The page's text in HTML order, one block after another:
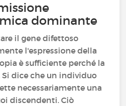
dominante
il gene difettoso
l'espressione della
è sufficiente perché la
dice che un individuo
necessariamente una
discendenti. Ciò